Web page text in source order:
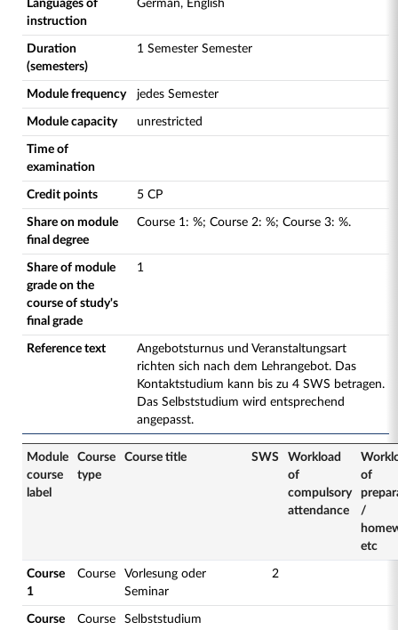
Languages of
instruction
German, English
Duration
(semesters)
1 Semester Semester
Module frequency jedes Semester
Module capacity unrestricted
Time of
examination
Credit points 5 CP
Share on module
final degree
Course 1: %; Course 2: %; Course 3: %.
Share of module
grade on the
course of study's
final grade
1
Reference text
Angebotsturnus und Veranstaltungsart
richten sich nach dem Lehrangebot. Das
Kontaktstudium kann bis zu 4 SWS betragen.
Das Selbststudium wird entsprechend
angepasst.
Module
course
label
Course
type
Course title SWS
Workload
of
compulsory
attendance
of
/
etc
Course
1
Course
Vorlesung oder
Seminar
2
Course
Course Selbststudium